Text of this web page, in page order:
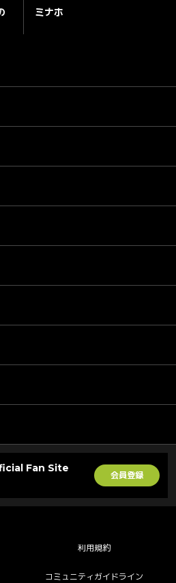
ミナホ
Fan Site
会員登録
利用規約
コミュニティガイドライン